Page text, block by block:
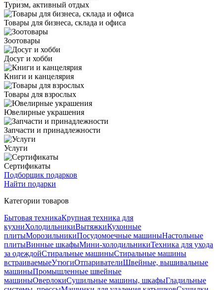
Туризм, активный отдых
Товары для бизнеса, склада и офиса
Зоотовары
Досуг и хобби
Книги и канцелярия
Товары для взрослых
Ювелирные украшения
Запчасти и принадлежности
Услуги
Сертификаты
Подборщик подарков
Найти подарки
Категории товаров
Бытовая техникаКрупная техника для
кухниХолодильникиВытяжкиКухонные
плитыМорозильникиПосудомоечные машиныНастольные
плитыВинные шкафыМини-холодильникиТехника для ухода
за одеждойСтиральные машиныСтиральные машины
встраиваемыеУтюгиОтпаривателиШвейные, вышивальные
машиныПромышленные швейные
машиныОверлокиСушильные машины, шкафыГладильные